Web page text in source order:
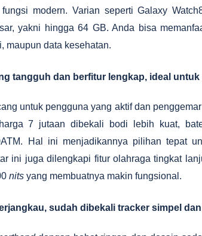
modern. Varian seperti Galaxy
yakni hingga 64 GB. Anda bisa
maupun data kesehatan.
tangguh dan berfitur lengkap, ideal
untuk pengguna yang aktif dan
7 jutaan dibekali bodi lebih kuat,
Hal ini menjadikannya pilihan tepat
ini juga dilengkapi fitur olahraga tingkat
nits yang membuatnya makin fungsional.
sudah dibekali tracker simpel